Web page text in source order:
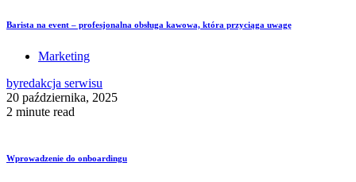
Barista na event – profesjonalna obsługa kawowa, która przyciąga uwagę
Marketing
byredakcja serwisu
20 października, 2025
2 minute read
Wprowadzenie do onboardingu